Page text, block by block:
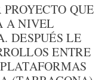
QUE
A NIVEL
DESPUÉS LE
ENTRE